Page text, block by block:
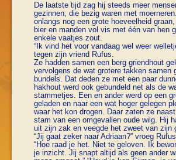
De laatste tijd zag hij steeds meer
gezinnen, die bezig waren met
onlangs nog een grote hoeveelheid
bier en manden vol vis met één van hen
enkele vaatjes zout.
“Ik vind het voor vandaag wel weer
tegen zijn vriend Rufus.
Ze hadden samen een berg griendhout
vervolgens de wat grotere takken samen
bundels. Dat deden ze met een paar
hakhout werd ook gebundeld net als de
stammetjes. Een en ander werd op een
geladen en naar een wat hoger gelegen
waar het kon drogen. Daar zaten ze
stam van een omgevallen oude wilg. Hij
uit zijn zak en veegde het zweet van zijn
“Jij gaat zeker naar Adriaan?” vroeg
“Hoe raad je het. Niet te geloven. Ik
je inzicht. Jij snapt altijd als geen ander